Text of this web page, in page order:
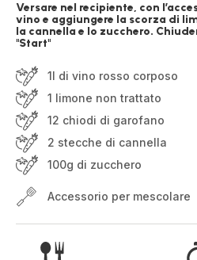
Versare nel recipiente, con
vino e aggiungere la scorza di
la cannella e lo zucchero.
"Start"
1l di vino rosso corposo
1 limone non trattato
12 chiodi di garofano
2 stecche di cannella
100g di zucchero
Accessorio per mescolare